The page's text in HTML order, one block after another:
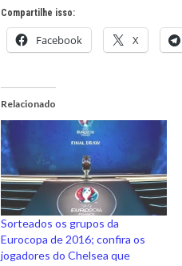
Compartilhe isso:
Facebook X
Relacionado
Sorteados os grupos da
Eurocopa de 2016; confira os
jogadores do Chelsea que